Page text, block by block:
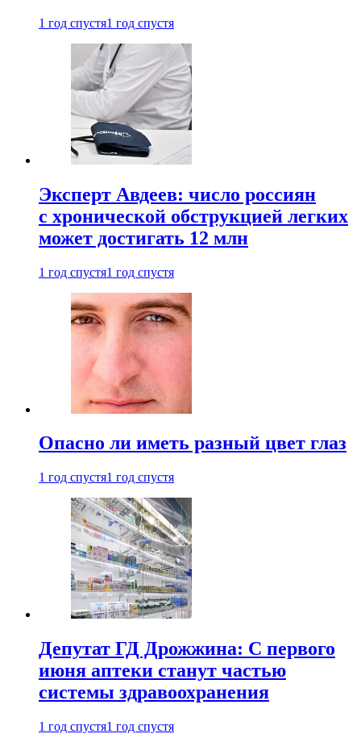
1 год спустя1 год спустя
Эксперт Авдеев: число россиян
с хронической обструкцией легких
может достигать 12 млн
1 год спустя1 год спустя
Опасно ли иметь разный цвет глаз
1 год спустя1 год спустя
Депутат ГД Дрожжина: С первого
июня аптеки станут частью
системы здравоохранения
1 год спустя1 год спустя